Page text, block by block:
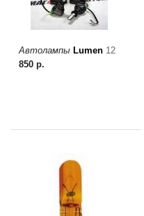
проезда
On-line запись на
Автоэлектроника
Автолампы Lumen 12
850 р.